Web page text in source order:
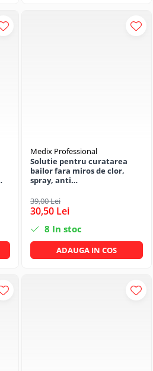
Medix Professional
Solutie pentru curatarea
bailor fara miros de clor,
spray, anti
Medix Professional
39,00 Lei
30,50 Lei
8 In stoc
ADAUGA IN COS